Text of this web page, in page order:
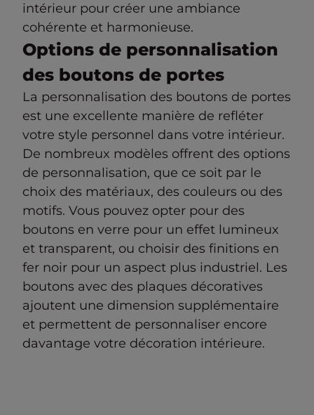
intérieur pour créer une ambiance
cohérente et harmonieuse.
Options de personnalisation
des boutons de portes
La personnalisation des boutons de portes
est une excellente manière de refléter
votre style personnel dans votre intérieur.
De nombreux modèles offrent des options
de personnalisation, que ce soit par le
choix des matériaux, des couleurs ou des
motifs. Vous pouvez opter pour des
boutons en verre pour un effet lumineux
et transparent, ou choisir des finitions en
fer noir pour un aspect plus industriel. Les
boutons avec des plaques décoratives
ajoutent une dimension supplémentaire
et permettent de personnaliser encore
davantage votre décoration intérieure.